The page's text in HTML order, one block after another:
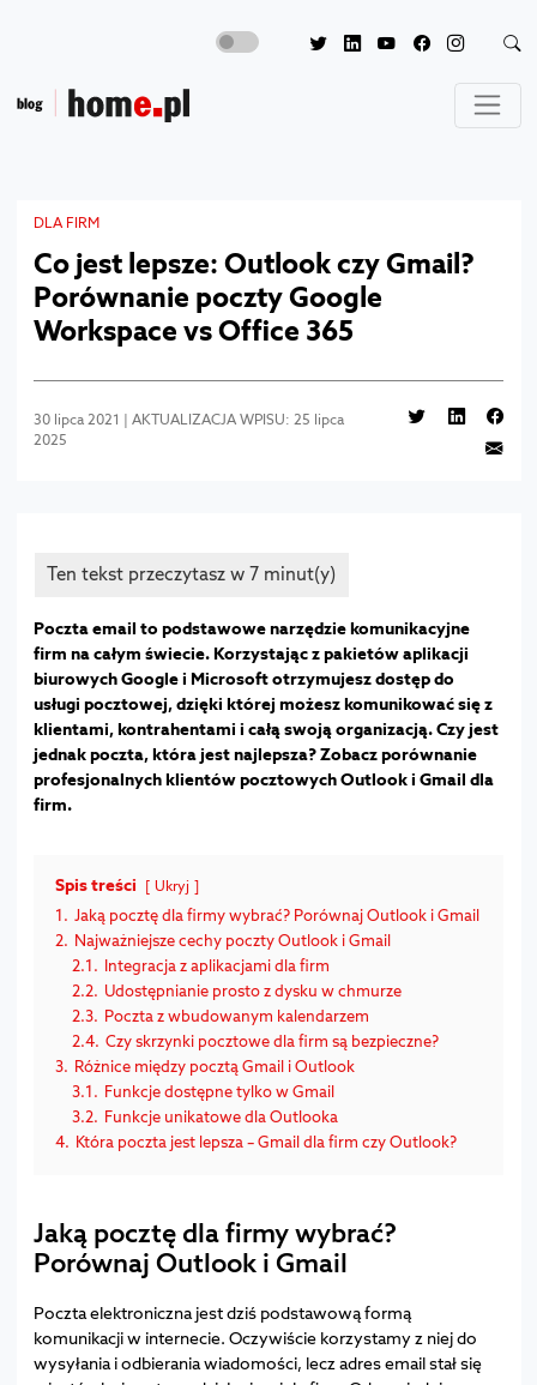
DLA FIRM
Co jest lepsze: Outlook czy Gmail?
Porównanie poczty Google
Workspace vs Office 365
30 lipca 2021 | AKTUALIZACJA WPISU: 25 lipca
2025
Poczta email to podstawowe narzędzie komunikacyjne
firm na całym świecie. Korzystając z pakietów aplikacji
biurowych Google i Microsoft otrzymujesz dostęp do
usługi pocztowej, dzięki której możesz komunikować się z
klientami, kontrahentami i całą swoją organizacją. Czy jest
jednak poczta, która jest najlepsza? Zobacz porównanie
profesjonalnych klientów pocztowych Outlook i Gmail dla
firm.
Spis treści Ukryj
1. Jaką pocztę dla firmy wybrać? Porównaj Outlook i Gmail
2. Najważniejsze cechy poczty Outlook i Gmail
2.1. Integracja z aplikacjami dla firm
2.2. Udostępnianie prosto z dysku w chmurze
2.3. Poczta z wbudowanym kalendarzem
2.4. Czy skrzynki pocztowe dla firm są bezpieczne?
3. Różnice między pocztą Gmail i Outlook
3.1. Funkcje dostępne tylko w Gmail
3.2. Funkcje unikatowe dla Outlooka
4. Która poczta jest lepsza – Gmail dla firm czy Outlook?
Jaką pocztę dla firmy wybrać?
Porównaj Outlook i Gmail
Poczta elektroniczna jest dziś podstawową formą
komunikacji w internecie. Oczywiście korzystamy z niej do
wysyłania i odbierania wiadomości, lecz adres email stał się